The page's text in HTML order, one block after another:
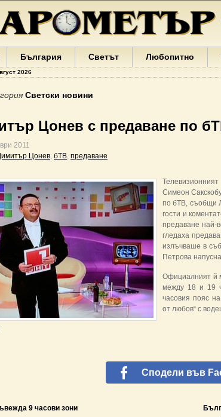
България Светът Любопитно
2026
Светски новини
Цонев с предаване по
2011
Цонев, бТВ, предаване
Симеон
по бТВ, съобщи
гости и
предаване най-
гледаха
излъчваше в
Петрова
Официалният й
между 18 и 19
часовия пояс
от любов“ с
Сподели във
9 часови зони